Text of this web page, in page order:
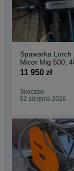
Spawarka Lorch
Micor Mig 500,
350, 300
11 950 zł
Skoczów
02 sierpnia 2026